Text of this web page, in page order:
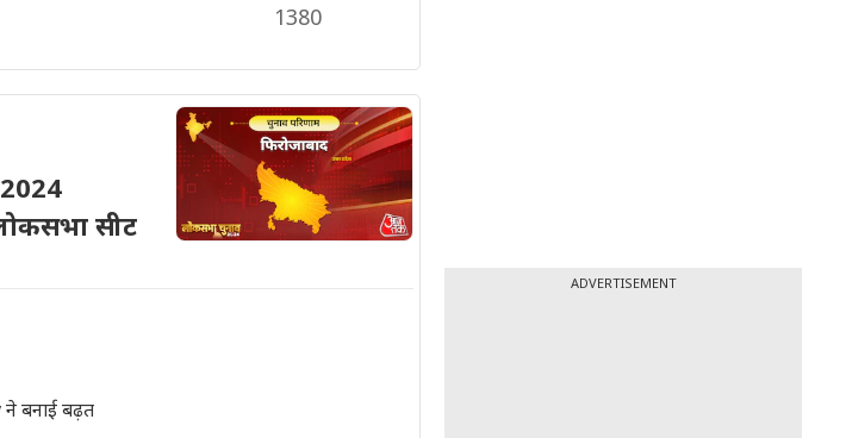
1380
सीट
बनाई बढ़त
ADVERTISEMENT